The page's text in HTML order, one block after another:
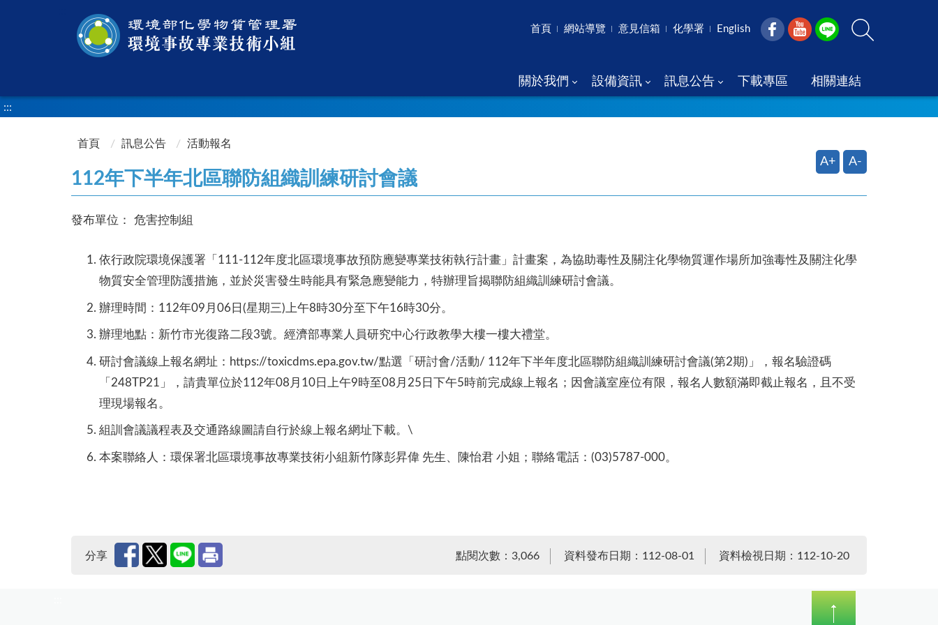
首頁 網站導覽 意見信箱 化學署 English
關於我們 設備資訊 訊息公告 下載專區 相關連結
:::
首頁 訊息公告 活動報名
A+ A-
112年下半年北區聯防組織訓練研討會議
發布單位： 危害控制組
依行政院環境保護署「111-112年度北區環境事故預防應變專業技術執行計畫」計畫案，為協助毒性及關注化學物質運作場所加強毒性及關注化學
物質安全管理防護措施，並於災害發生時能具有緊急應變能力，特辦理旨揭聯防組織訓練研討會議。
辦理時間：112年09月06日(星期三)上午8時30分至下午16時30分。
辦理地點：新竹市光復路二段3號。經濟部專業人員研究中心行政教學大樓一樓大禮堂。
研討會議線上報名網址：https://toxicdms.epa.gov.tw/點選「研討會/活動/ 112年下半年度北區聯防組織訓練研討會議(第2期)」，報名驗證碼
「248TP21」，請貴單位於112年08月10日上午9時至08月25日下午5時前完成線上報名；因會議室座位有限，報名人數額滿即截止報名，且不受
理現場報名。
組訓會議議程表及交通路線圖請自行於線上報名網址下載。\
本案聯絡人：環保署北區環境事故專業技術小組新竹隊彭昇偉 先生、陳怡君 小姐；聯絡電話：(03)5787-000。
分享 點閱次數：3,066 資料發布日期：112-08-01 資料檢視日期：112-10-20